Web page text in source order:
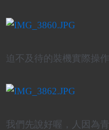
迫不及待的裝機實際操
我們先說好喔，
人因為